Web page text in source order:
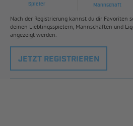
Spieler Mannschaft
Nach der Registrierung kannst du dir Favoriten
deinen Lieblingsspielern, Mannschaften und
angezeigt werden.
JETZT REGISTRIEREN